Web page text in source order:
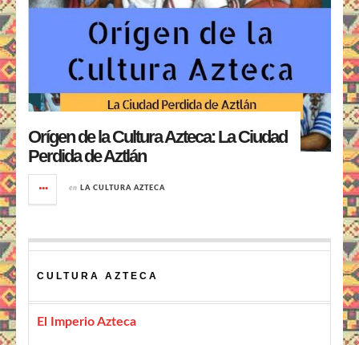
Orígen de la Cultura Azteca: La Ciudad
Perdida de Aztlán
en LA CULTURA AZTECA
CULTURA AZTECA
El Imperio Azteca